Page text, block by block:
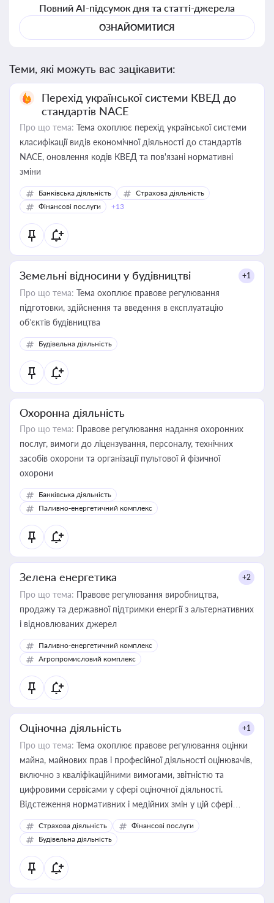
Повний AI-підсумок дня та статті-джерела
ОЗНАЙОМИТИСЯ
Теми, які можуть вас зацікавити:
Перехід української системи КВЕД до
стандартів NACE
Про що тема: Тема охоплює перехід української системи
класифікації видів економічної діяльності до стандартів
NACE, оновлення кодів КВЕД та пов'язані нормативні
зміни
Банківська діяльність
Страхова діяльність
Фінансові послуги
+13
Земельні відносини у будівництві +1
Про що тема: Тема охоплює правове регулювання
підготовки, здійснення та введення в експлуатацію
об’єктів будівництва
Будівельна діяльність
Охоронна діяльність
Про що тема: Правове регулювання надання охоронних
послуг, вимоги до ліцензування, персоналу, технічних
засобів охорони та організації пультової й фізичної
охорони
Банківська діяльність
Паливно-енергетичний комплекс
Зелена енергетика +2
Про що тема: Правове регулювання виробництва,
продажу та державної підтримки енергії з альтернативних
і відновлюваних джерел
Паливно-енергетичний комплекс
Агропромисловий комплекс
Оціночна діяльність +1
Про що тема: Тема охоплює правове регулювання оцінки
майна, майнових прав і професійної діяльності оцінювачів,
включно з кваліфікаційними вимогами, звітністю та
цифровими сервісами у сфері оціночної діяльності.
Відстеження нормативних і медійних змін у цій сфері
корисне для власника бізнесу, керівника, юриста або
бухгалтера під час оподаткування, приватизації, оренди
державного майна, корпоративних угод і перевірки
статусу суб'єктів оціночної діяльності
Страхова діяльність
Фінансові послуги
Будівельна діяльність